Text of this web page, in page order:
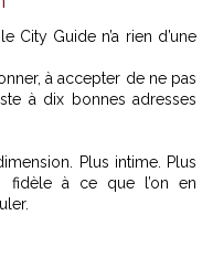
City Guide n’a rien d’une
à accepter de ne pas
à dix bonnes adresses
Plus intime. Plus
fidèle à ce que l’on en